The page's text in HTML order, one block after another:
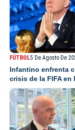
FÚTBOL5 De Agosto De
Infantino enfrenta
crisis de la FIFA en